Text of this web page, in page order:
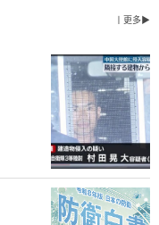
丨更多▶